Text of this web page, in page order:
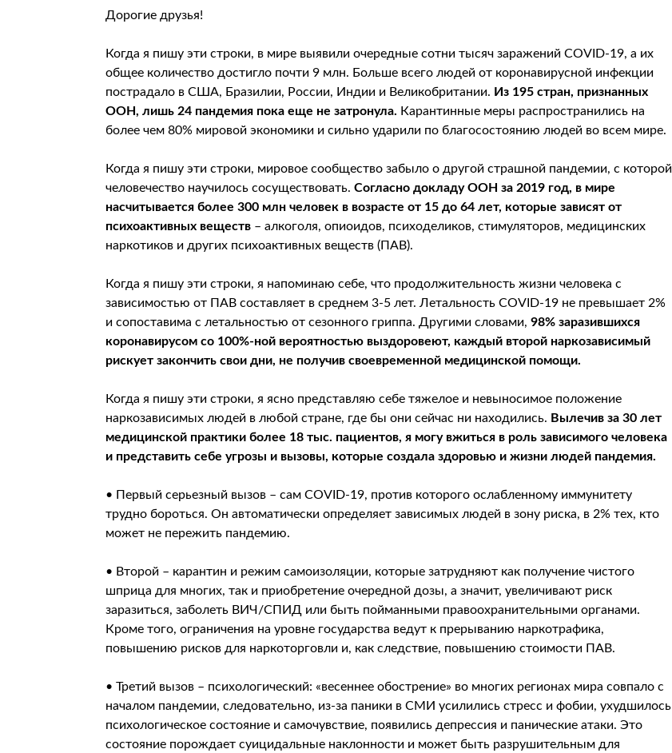
Дорогие друзья!
Когда я пишу эти строки, в мире выявили очередные сотни тысяч заражений COVID-19, а их
общее количество достигло почти 9 млн. Больше всего людей от коронавирусной инфекции
пострадало в США, Бразилии, России, Индии и Великобритании. Из 195 стран, признанных
ООН, лишь 24 пандемия пока еще не затронула. Карантинные меры распространились на
более чем 80% мировой экономики и сильно ударили по благосостоянию людей во всем мире.
Когда я пишу эти строки, мировое сообщество забыло о другой страшной пандемии, с которой
человечество научилось сосуществовать. Согласно докладу ООН за 2019 год, в мире
насчитывается более 300 млн человек в возрасте от 15 до 64 лет, которые зависят от
психоактивных веществ – алкоголя, опиоидов, психоделиков, стимуляторов, медицинских
наркотиков и других психоактивных веществ (ПАВ).
Когда я пишу эти строки, я напоминаю себе, что продолжительность жизни человека с
зависимостью от ПАВ составляет в среднем 3-5 лет. Летальность COVID-19 не превышает 2%
и сопоставима с летальностью от сезонного гриппа. Другими словами, 98% заразившихся
коронавирусом со 100%-ной вероятностью выздоровеют, каждый второй наркозависимый
рискует закончить свои дни, не получив своевременной медицинской помощи.
Когда я пишу эти строки, я ясно представляю себе тяжелое и невыносимое положение
наркозависимых людей в любой стране, где бы они сейчас ни находились. Вылечив за 30 лет
медицинской практики более 18 тыс. пациентов, я могу вжиться в роль зависимого человека
и представить себе угрозы и вызовы, которые создала здоровью и жизни людей пандемия.
• Первый серьезный вызов – сам COVID-19, против которого ослабленному иммунитету
трудно бороться. Он автоматически определяет зависимых людей в зону риска, в 2% тех, кто
может не пережить пандемию.
• Второй – карантин и режим самоизоляции, которые затрудняют как получение чистого
шприца для многих, так и приобретение очередной дозы, а значит, увеличивают риск
заразиться, заболеть ВИЧ/СПИД или быть пойманными правоохранительными органами.
Кроме того, ограничения на уровне государства ведут к прерыванию наркотрафика,
повышению рисков для наркоторговли и, как следствие, повышению стоимости ПАВ.
• Третий вызов – психологический: «весеннее обострение» во многих регионах мира совпало с
началом пандемии, следовательно, из-за паники в СМИ усилились стресс и фобии, ухудшилось
психологическое состояние и самочувствие, появились депрессия и панические атаки. Это
состояние порождает суицидальные наклонности и может быть разрушительным для